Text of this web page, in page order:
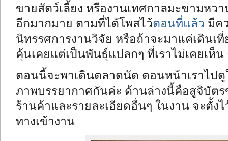
ขายสัตว์เลี้ยง หรืองานเทศกาลมะขามหว
อีกมากมาย ตามที่ได้โพสไว้ตอนที่แล้ว มีค
นิทรรศการงานวิจัย หรือถ้าจะมาแค่เดินเ
คุ้นเคยแต่เป็นพันธุ์แปลกๆ ที่เราไม่เคยเห็
ตอนนี้จะพาเดินตลาดนัด ตอนหน้าเราไป
ภาพบรรยากาศกันค่ะ ด้านล่างนี้คือสูจิบัต
ร้านค้าและรายละเอียดอื่นๆ ในงาน จะตั้ง
ทางเข้างาน